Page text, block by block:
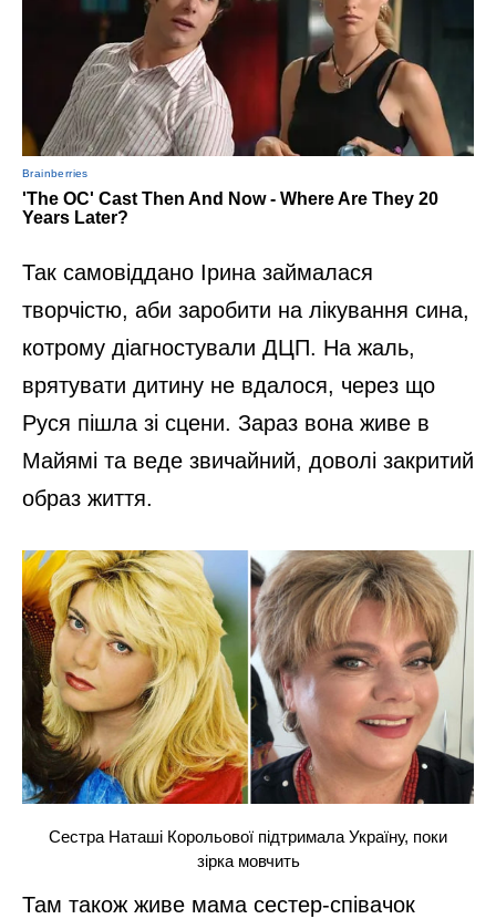
Так самовіддано Ірина займалася
творчістю, аби заробити на лікування сина,
котрому діагностували ДЦП. На жаль,
врятувати дитину не вдалося, через що
Руся пішла зі сцени. Зараз вона живе в
Майямі та веде звичайний, доволі закритий
образ життя.
Сестра Наташі Корольової підтримала Україну, поки
зірка мовчить
Там також живе мама сестер-співачок